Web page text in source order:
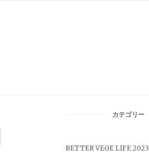
カテゴリー
BETTER VEGE LIFE 2023